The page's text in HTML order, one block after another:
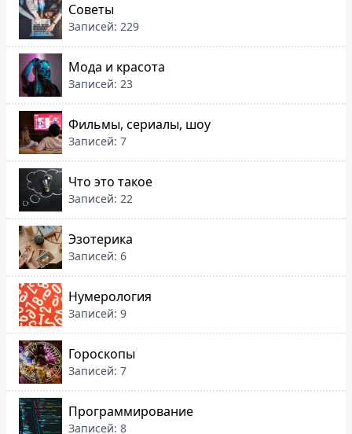
Советы
Записей: 229
Мода и красота
Записей: 23
Фильмы, сериалы, шоу
Записей: 7
Что это такое
Записей: 22
Эзотерика
Записей: 6
Нумерология
Записей: 9
Гороскопы
Записей: 7
Программирование
Записей: 8